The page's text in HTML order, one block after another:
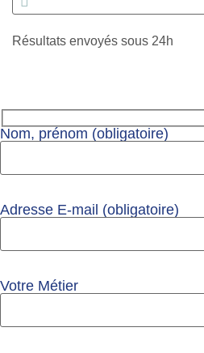
Résultats envoyés sous 24h
Nom, prénom (obligatoire)
Adresse E-mail (obligatoire)
Votre Métier